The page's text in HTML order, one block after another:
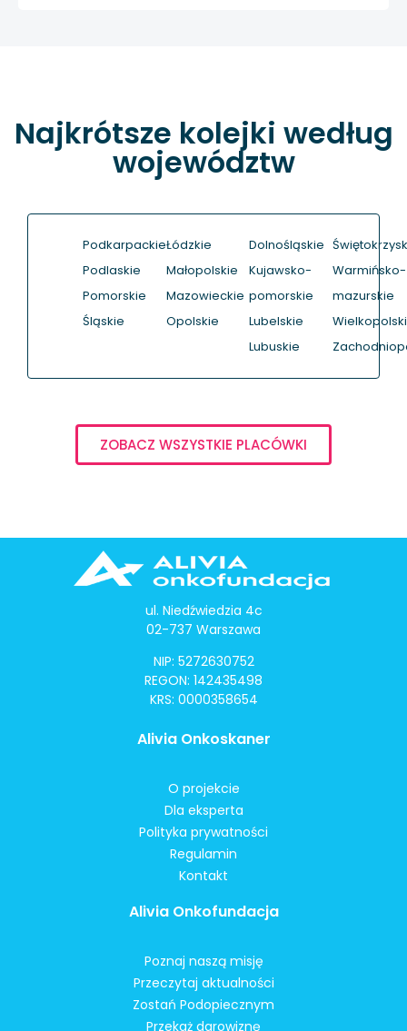
Najkrótsze kolejki według
województw
Podkarpackie
Podlaskie
Pomorskie
Śląskie
Łódzkie
Małopolskie
Mazowieckie
Opolskie
Dolnośląskie
Kujawsko-
pomorskie
Lubelskie
Lubuskie
Warmińsko-
mazurskie
ZOBACZ WSZYSTKIE PLACÓWKI
ul. Niedźwiedzia 4c
02-737 Warszawa
NIP: 5272630752
REGON: 142435498
KRS: 0000358654
Alivia Onkoskaner
O projekcie
Dla eksperta
Polityka prywatności
Regulamin
Kontakt
Alivia Onkofundacja
Poznaj naszą misję
Przeczytaj aktualności
Zostań Podopiecznym
Przekaż darowiznę